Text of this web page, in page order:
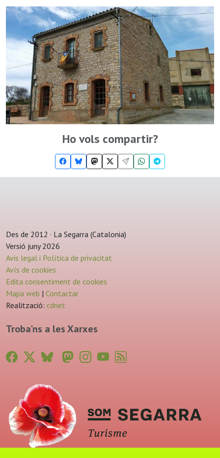
Ho vols compartir?
Des de 2012 · La Segarra (Catalonia)
Versió juny 2026
Avis legal i Política de privacitat
Avís de cookies
Edita consentiment de cookies
Mapa web | Contactar
Realització: cdnet
Troba'ns a les Xarxes